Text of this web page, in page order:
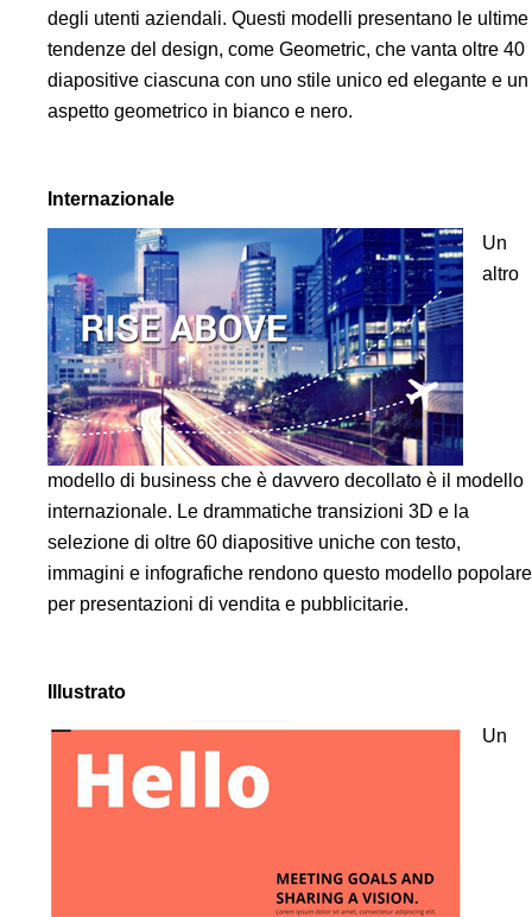
degli utenti aziendali. Questi modelli presentano le ultime
tendenze del design, come Geometric, che vanta oltre 40
diapositive ciascuna con uno stile unico ed elegante e un
aspetto geometrico in bianco e nero.
Internazionale
Un
altro
modello di business che è davvero decollato è il modello
internazionale. Le drammatiche transizioni 3D e la
selezione di oltre 60 diapositive uniche con testo,
immagini e infografiche rendono questo modello popolare
per presentazioni di vendita e pubblicitarie.
Illustrato
Un